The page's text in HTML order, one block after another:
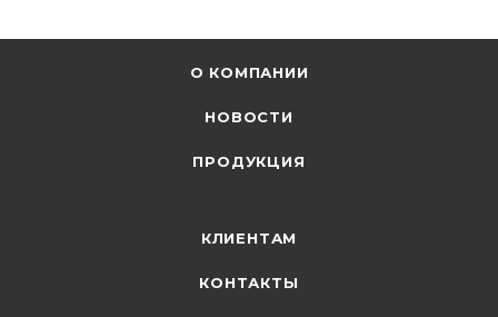
О КОМПАНИИ
НОВОСТИ
ПРОДУКЦИЯ
КЛИЕНТАМ
КОНТАКТЫ